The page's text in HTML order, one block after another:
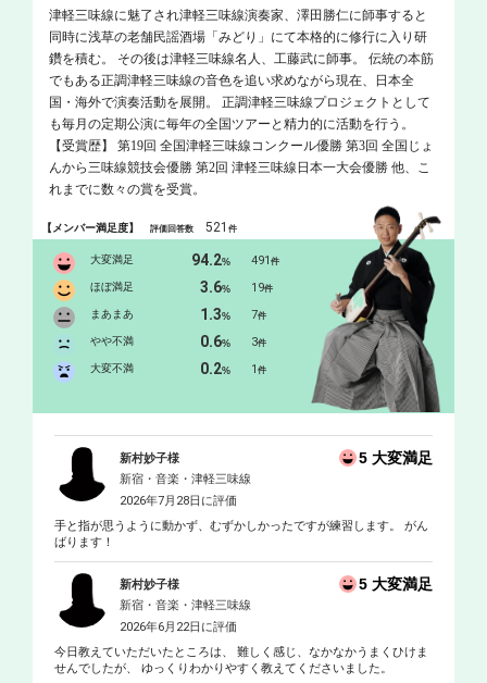
津軽三味線に魅了され津軽三味線演奏家、澤田勝仁に師事すると
同時に浅草の老舗民謡酒場「みどり」にて本格的に修行に入り研
鑽を積む。 その後は津軽三味線名人、工藤武に師事。 伝統の本筋
でもある正調津軽三味線の音色を追い求めながら現在、日本全
国・海外で演奏活動を展開。 正調津軽三味線プロジェクトとして
も毎月の定期公演に毎年の全国ツアーと精力的に活動を行う。
【受賞歴】 第19回 全国津軽三味線コンクール優勝 第3回 全国じょ
んから三味線競技会優勝 第2回 津軽三味線日本一大会優勝 他、こ
れまでに数々の賞を受賞。
【メンバー満足度】評価回答数 521件
大変満足 94.2% 491件
ほぼ満足 3.6% 19件
まあまあ 1.3% 7件
やや不満 0.6% 3件
大変不満 0.2% 1件
新村妙子様 5 大変満足
新宿・音楽・津軽三味線
2026年7月28日に評価
手と指が思うように動かず、むずかしかったですが練習します。 がん
ばります！
新村妙子様 5 大変満足
新宿・音楽・津軽三味線
2026年6月22日に評価
今日教えていただいたところは、 難しく感じ、なかなかうまくひけま
せんでしたが、 ゆっくりわかりやすく教えてくださいました。